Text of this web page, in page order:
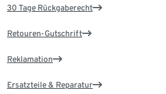
30 Tage Rückgaberecht
Retouren-Gutschrift
Reklamation
Ersatzteile & Reparatur